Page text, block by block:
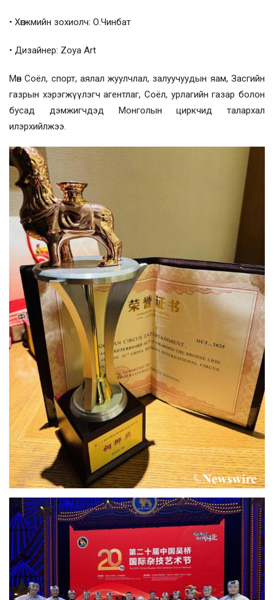
• Хөгжмийн зохиолч: О.Чинбат
• Дизайнер: Zoya Art
Мөн Соёл, спорт, аялал жуулчлал, залуучуудын яам, Засгийн
газрын хэрэгжүүлэгч агентлаг, Соёл, урлагийн газар болон
бусад дэмжигчдэд Монголын циркчид талархал
илэрхийлжээ.